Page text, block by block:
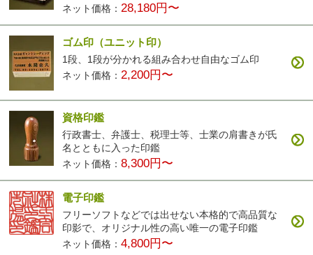
ネット価格： 28,180円〜
ゴム印（ユニット印）
1段、1段が分かれる組み合わせ自由なゴム印
ネット価格：2,200円〜
資格印鑑
行政書士、弁護士、税理士等、士業の肩書きが氏
名とともに入った印鑑
ネット価格：8,300円〜
電子印鑑
フリーソフトなどでは出せない本格的で高品質な
印影で、オリジナル性の高い唯一の電子印鑑
ネット価格：4,800円〜